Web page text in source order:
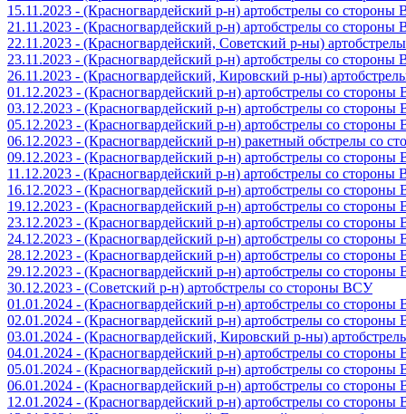
15.11.2023 - (Красногвардейский р-н) артобстрелы со стороны
21.11.2023 - (Красногвардейский р-н) артобстрелы со стороны
22.11.2023 - (Красногвардейский, Советский р-ны)
23.11.2023 - (Красногвардейский р-н) артобстрелы со стороны
26.11.2023 - (Красногвардейский, Кировский р-ны)
01.12.2023 - (Красногвардейский р-н) артобстрелы со
03.12.2023 - (Красногвардейский р-н) артобстрелы со
05.12.2023 - (Красногвардейский р-н) артобстрелы со
06.12.2023 - (Красногвардейский р-н) ракетный обстрелы со
09.12.2023 - (Красногвардейский р-н) артобстрелы со
11.12.2023 - (Красногвардейский р-н) артобстрелы со стороны
16.12.2023 - (Красногвардейский р-н) артобстрелы со
19.12.2023 - (Красногвардейский р-н) артобстрелы со
23.12.2023 - (Красногвардейский р-н) артобстрелы со
24.12.2023 - (Красногвардейский р-н) артобстрелы со
28.12.2023 - (Красногвардейский р-н) артобстрелы со
29.12.2023 - (Красногвардейский р-н) артобстрелы со
30.12.2023 - (Советский р-н) артобстрелы со стороны ВСУ
01.01.2024 - (Красногвардейский р-н) артобстрелы со
02.01.2024 - (Красногвардейский р-н) артобстрелы со
03.01.2024 - (Красногвардейский, Кировский р-ны)
04.01.2024 - (Красногвардейский р-н) артобстрелы со
05.01.2024 - (Красногвардейский р-н) артобстрелы со
06.01.2024 - (Красногвардейский р-н) артобстрелы со
12.01.2024 - (Красногвардейский р-н) артобстрелы со